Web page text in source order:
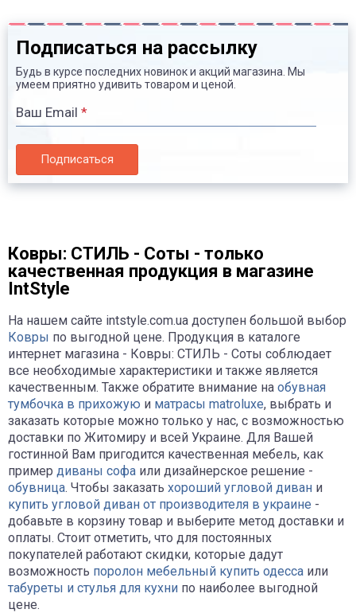
Подписаться на рассылку
Будь в курсе последних новинок и акций магазина. Мы
умеем приятно удивить товаром и ценой.
Ваш Email *
Подписаться
Ковры: СТИЛЬ - Соты - только
качественная продукция в магазине
IntStyle
На нашем сайте intstyle.com.ua доступен большой выбор
Ковры по выгодной цене. Продукция в каталоге
интернет магазина - Ковры: СТИЛЬ - Соты соблюдает
все необходимые характеристики и также является
качественным. Также обратите внимание на обувная
тумбочка в прихожую и матрасы matroluxe, выбрать и
заказать которые можно только у нас, с возможностью
доставки по Житомиру и всей Украине. Для Вашей
гостинной Вам пригодится качественная мебель, как
пример диваны софа или дизайнерское решение -
обувница. Чтобы заказать хороший угловой диван и
купить угловой диван от производителя в украине -
добавьте в корзину товар и выберите метод доставки и
оплаты. Стоит отметить, что для постоянных
покупателей работают скидки, которые дадут
возможность поролон мебельный купить одесса или
табуреты и стулья для кухни по наиболее выгодной
цене.